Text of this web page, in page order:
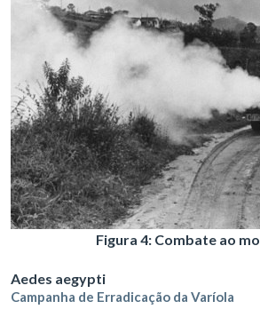
Figura 4: Combate ao
Aedes aegypti
Campanha de Erradicação da Varíola